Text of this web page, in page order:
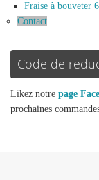
Fraise à bouveter
Contact
Code de
Likez notre page
prochaines